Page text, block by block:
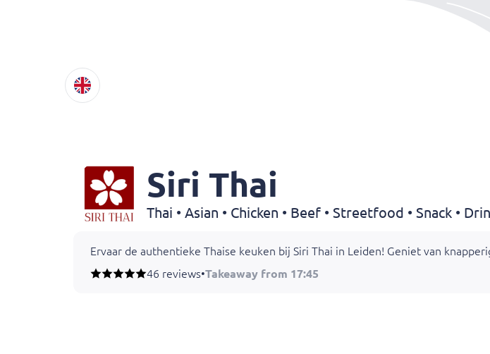
Siri Thai
Thai • Asian • Chicken • Beef • Streetfood • Snack •
Ervaar de authentieke Thaise keuken bij Siri Thai in Leiden! Geniet van
46 reviews•Takeaway from 17:45